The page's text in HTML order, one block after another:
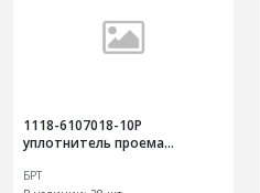
1118-6107018-10Р
уплотнитель проема
БРТ